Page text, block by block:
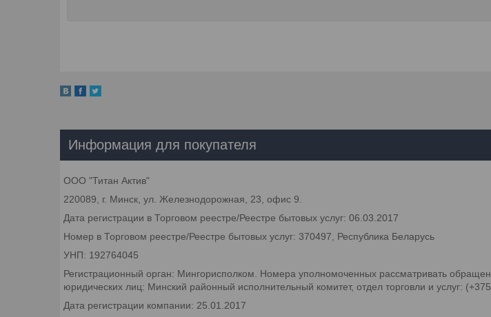
Информация для покупателя
ООО "Титан Актив"
220089, г. Минск, ул. Железнодорожная, 23, офис 9.
Дата регистрации в Торговом реестре/Реестре бытовых услуг: 06.03.2017
Номер в Торговом реестре/Реестре бытовых услуг: 370497, Республика Беларусь
УНП: 192764045
Регистрационный орган: Мингорисполком. Номера уполномоченных рассматривать
юридических лиц: Минский районный исполнительный комитет, отдел торговли и услуг:
Дата регистрации компании: 25.01.2017